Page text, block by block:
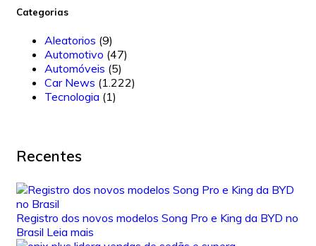
Categorias
Aleatorios (9)
Automotivo (47)
Automóveis (5)
Car News (1.222)
Tecnologia (1)
Recentes
Registro dos novos modelos Song Pro e King da BYD no
Brasil Leia mais